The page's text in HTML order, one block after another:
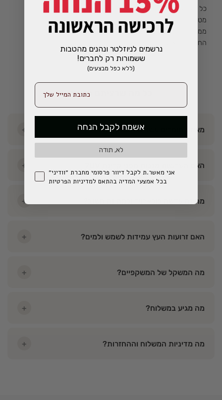
כל זוג מגיע עם נרתיק אקולוגי פרימיום - קשיח, מגן, לשימוש חוזר.
מטלית מיקרופייבר לניקוי העדשות, ואריזה מעוצבת מחומרים
ממוחזרים. כי חוויית הפתיחה היא חלק מהמוצר. משלוח חינם.
החזרות ללא עלות, ללא שאלות.
כל מה שרציתם לדעת
מאיזה חומרים עשויים המשקפיים? +
האם העדשות מגנות מפני קרינת UV? +
מה זה עדשה פולארויד ולמה זה חשוב? +
האם זרועות העץ עמידות לשמש ולמים? +
מה המשקל של המשקפיים? +
מה מגיע במשלוח? +
מה מדיניות המשלוח וההחזרות? +
נרשמים לניוזלטר ונהנים מהטבות
!ששמורות רק לחברים
(ללא כפל מבצעים)
אשמח לקבל הנחה
לא, תודה
אני מאשר.ת לקבל דיוור פרסומי מחברת ״וודיני״
בכל אמצעי המדיה בהתאם למדיניות הפרטיות